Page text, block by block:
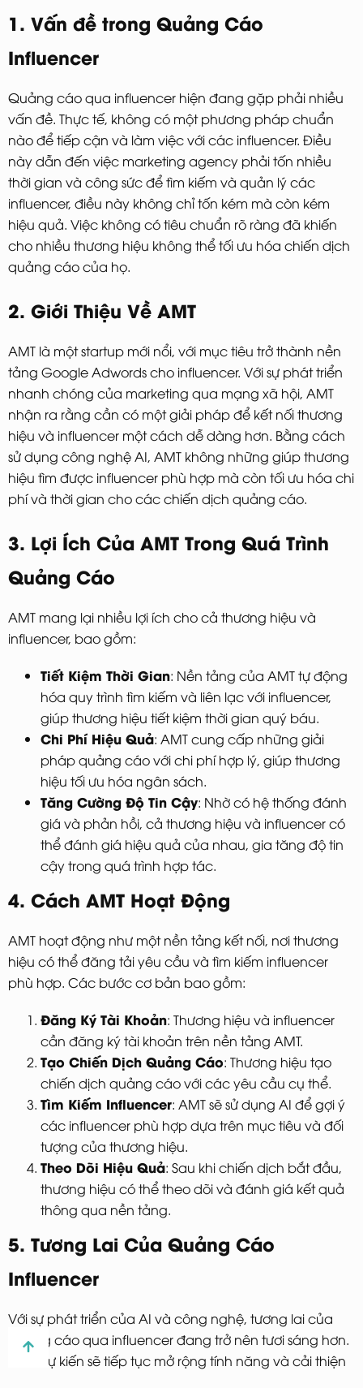
1. Vấn đề trong Quảng Cáo
Influencer
Quảng cáo qua influencer hiện đang gặp phải nhiều
vấn đề. Thực tế, không có một phương pháp chuẩn
nào để tiếp cận và làm việc với các influencer. Điều
này dẫn đến việc marketing agency phải tốn nhiều
thời gian và công sức để tìm kiếm và quản lý các
influencer, điều này không chỉ tốn kém mà còn kém
hiệu quả. Việc không có tiêu chuẩn rõ ràng đã khiến
cho nhiều thương hiệu không thể tối ưu hóa chiến dịch
quảng cáo của họ.
2. Giới Thiệu Về AMT
AMT là một startup mới nổi, với mục tiêu trở thành nền
tảng Google Adwords cho influencer. Với sự phát triển
nhanh chóng của marketing qua mạng xã hội, AMT
nhận ra rằng cần có một giải pháp để kết nối thương
hiệu và influencer một cách dễ dàng hơn. Bằng cách
sử dụng công nghệ AI, AMT không những giúp thương
hiệu tìm được influencer phù hợp mà còn tối ưu hóa chi
phí và thời gian cho các chiến dịch quảng cáo.
3. Lợi Ích Của AMT Trong Quá Trình
Quảng Cáo
AMT mang lại nhiều lợi ích cho cả thương hiệu và
influencer, bao gồm:
Tiết Kiệm Thời Gian: Nền tảng của AMT tự động
hóa quy trình tìm kiếm và liên lạc với influencer,
giúp thương hiệu tiết kiệm thời gian quý báu.
Chi Phí Hiệu Quả: AMT cung cấp những giải
pháp quảng cáo với chi phí hợp lý, giúp thương
hiệu tối ưu hóa ngân sách.
Tăng Cường Độ Tin Cậy: Nhờ có hệ thống đánh
giá và phản hồi, cả thương hiệu và influencer có
thể đánh giá hiệu quả của nhau, gia tăng độ tin
cậy trong quá trình hợp tác.
4. Cách AMT Hoạt Động
AMT hoạt động như một nền tảng kết nối, nơi thương
hiệu có thể đăng tải yêu cầu và tìm kiếm influencer
phù hợp. Các bước cơ bản bao gồm:
Đăng Ký Tài Khoản: Thương hiệu và influencer
cần đăng ký tài khoản trên nền tảng AMT.
Tạo Chiến Dịch Quảng Cáo: Thương hiệu tạo
chiến dịch quảng cáo với các yêu cầu cụ thể.
Tìm Kiếm Influencer: AMT sẽ sử dụng AI để gợi ý
các influencer phù hợp dựa trên mục tiêu và đối
tượng của thương hiệu.
Theo Dõi Hiệu Quả: Sau khi chiến dịch bắt đầu,
thương hiệu có thể theo dõi và đánh giá kết quả
thông qua nền tảng.
5. Tương Lai Của Quảng Cáo
Influencer
Với sự phát triển của AI và công nghệ, tương lai của
quảng cáo qua influencer đang trở nên tươi sáng hơn.
AMT dự kiến sẽ tiếp tục mở rộng tính năng và cải thiện